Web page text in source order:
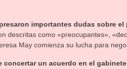
importantes dudas sobre
descritas como «preocupantes»,
May comienza su lucha para
concertar un acuerdo en el